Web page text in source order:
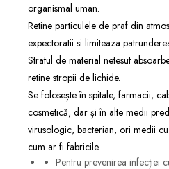
organismal uman.
Retine particulele de praf din
expectoratii si limiteaza
Stratul de material netesut
retine stropii de lichide.
Se folosește în spitale, farmacii,
cosmetică, dar și în alte medii
virusologic, bacterian, ori medii
cum ar fi fabricile.
Pentru prevenirea infecției